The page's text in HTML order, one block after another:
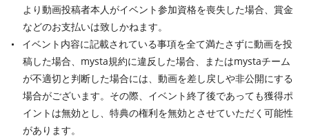
より動画投稿者本人がイベント参加資格を喪失した場合、賞金
などのお支払いは致しかねます。
イベント内容に記載されている事項を全て満たさずに動画を投
稿した場合、mysta規約に違反した場合、またはmystaチーム
が不適切と判断した場合には、動画を差し戻しや非公開にする
場合がございます。その際、イベント終了後であっても獲得ポ
イントは無効とし、特典の権利を無効とさせていただく可能性
があります。